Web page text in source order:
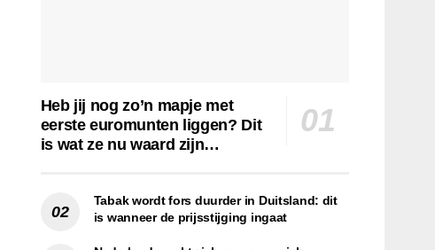
Heb jij nog zo’n mapje met
eerste euromunten liggen? Dit
is wat ze nu waard zijn…
Tabak wordt fors duurder in Duitsland: dit
is wanneer de prijsstijging ingaat